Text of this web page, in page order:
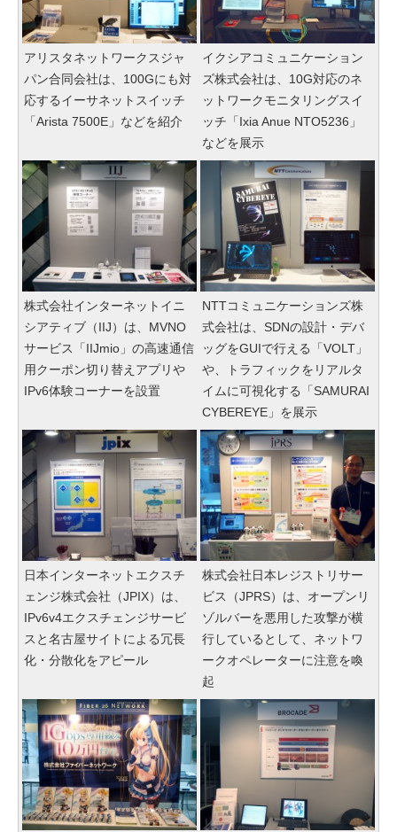
アリスタネットワークスジャ
パン合同会社は、100Gにも対
応するイーサネットスイッチ
「Arista 7500E」などを紹介
イクシアコミュニケーション
ズ株式会社は、10G対応のネ
ットワークモニタリングスイ
ッチ「Ixia Anue NTO5236」
などを展示
株式会社インターネットイニ
シアティブ（IIJ）は、MVNO
サービス「IIJmio」の高速通信
用クーポン切り替えアプリや
IPv6体験コーナーを設置
NTTコミュニケーションズ株
式会社は、SDNの設計・デバ
ッグをGUIで行える「VOLT」
や、トラフィックをリアルタ
イムに可視化する「SAMURAI
CYBEREYE」を展示
日本インターネットエクスチ
ェンジ株式会社（JPIX）は、
IPv6v4エクスチェンジサービ
スと名古屋サイトによる冗長
化・分散化をアピール
株式会社日本レジストリサー
ビス（JPRS）は、オープンリ
ゾルバーを悪用した攻撃が横
行しているとして、ネットワ
ークオペレーターに注意を喚
起